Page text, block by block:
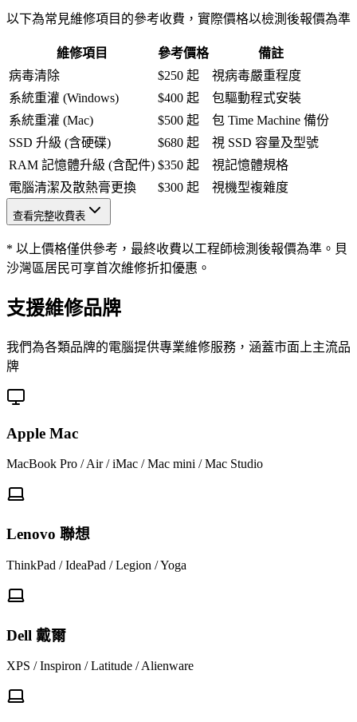
以下為常見維修項目的參考收費，實際價格以檢測後報價為準
維修項目 參考價格
備註
病毒清除
$250 起
視病毒嚴重程度
系統重灌 (Windows)
$400 起
包驅動程式安裝
系統重灌 (Mac)
$500 起
包 Time Machine 備份
SSD 升級 (含硬碟)
$680 起
視 SSD 容量及型號
RAM 記憶體升級 (含配件) $350 起
視記憶體規格
電腦清潔及散熱膏更換
$300 起 視機型複雜度
查看完整收費表
* 以上價格僅供參考，最終收費以工程師檢測後報價為準。貝
沙灣區居民可享首次維修折扣優惠。
支援維修品牌
我們為各類品牌的電腦提供專業維修服務，涵蓋市面上主流品
牌
Apple Mac
MacBook Pro / Air / iMac / Mac mini / Mac Studio
Lenovo 聯想
ThinkPad / IdeaPad / Legion / Yoga
Dell 戴爾
XPS / Inspiron / Latitude / Alienware